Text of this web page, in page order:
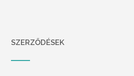
SZERZŐDÉSEK